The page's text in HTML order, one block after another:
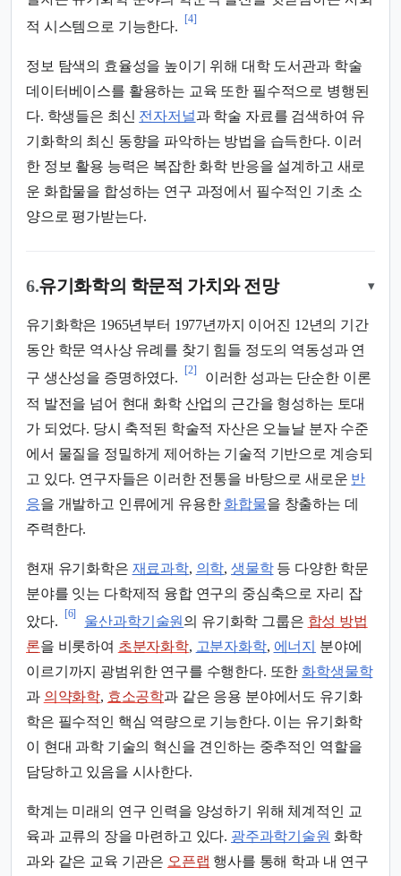
적 시스템으로 기능한다.
[4]
정보 탐색의 효율성을 높이기 위해 대학 도서관과 학술
데이터베이스를 활용하는 교육 또한 필수적으로 병행된
다. 학생들은 최신 전자저널과 학술 자료를 검색하여 유
기화학의 최신 동향을 파악하는 방법을 습득한다. 이러
한 정보 활용 능력은 복잡한 화학 반응을 설계하고 새로
운 화합물을 합성하는 연구 과정에서 필수적인 기초 소
양으로 평가받는다.
6.유기화학의 학문적 가치와 전망 ▾
유기화학은 1965년부터 1977년까지 이어진 12년의 기간
동안 학문 역사상 유례를 찾기 힘들 정도의 역동성과 연
구 생산성을 증명하였다.
[2]
이러한 성과는 단순한 이론
적 발전을 넘어 현대 화학 산업의 근간을 형성하는 토대
가 되었다. 당시 축적된 학술적 자산은 오늘날 분자 수준
에서 물질을 정밀하게 제어하는 기술적 기반으로 계승되
고 있다. 연구자들은 이러한 전통을 바탕으로 새로운 반
응을 개발하고 인류에게 유용한 화합물을 창출하는 데
주력한다.
현재 유기화학은 재료과학, 의학, 생물학등 다양한 학문
분야를 잇는 다학제적 융합 연구의 중심축으로 자리 잡
았다.
[6]
울산과학기술원 의 유기화학 그룹은 합성 방법
론을 비롯하여 초분자화학, 고분자화학, 에너지
분야에
이르기까지 광범위한 연구를 수행한다. 또한 화학생물학
과 의약화학, 효소공학과 같은 응용 분야에서도 유기화
학은 필수적인 핵심 역량으로 기능한다. 이는 유기화학
이 현대 과학 기술의 혁신을 견인하는 중추적인 역할을
담당하고 있음을 시사한다.
학계는 미래의 연구 인력을 양성하기 위해 체계적인 교
육과 교류의 장을 마련하고 있다. 광주과학기술원 화학
과와 같은 교육 기관은 오픈랩 행사를 통해 학과 내 연구